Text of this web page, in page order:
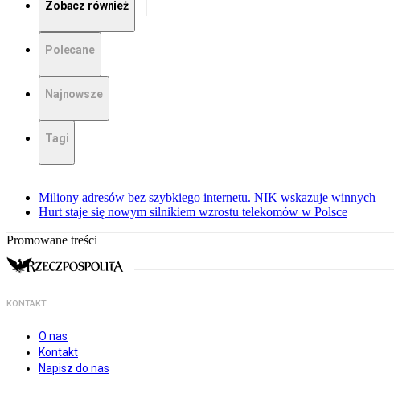
Zobacz również
Polecane
Najnowsze
Tagi
Miliony adresów bez szybkiego internetu. NIK wskazuje winnych
Hurt staje się nowym silnikiem wzrostu telekomów w Polsce
Promowane treści
KONTAKT
O nas
Kontakt
Napisz do nas